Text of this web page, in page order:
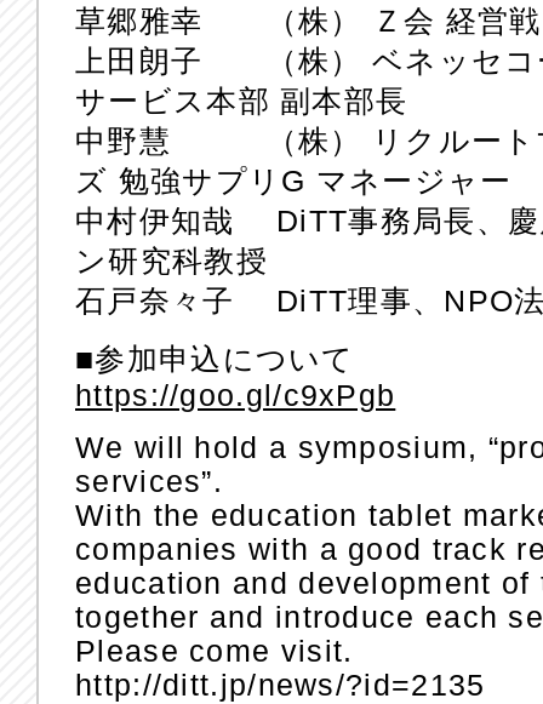
草郷雅幸 （株） Ｚ会 経営戦
上田朗子 （株） ベネッセコ
サービス本部 副本部長
中野慧 （株） リクルート
ズ 勉強サプリG マネージャー
中村伊知哉 DiTT事務局長、
ン研究科教授
石戸奈々子 DiTT理事、NPO
■参加申込について
https://goo.gl/c9xPgb
We will hold a symposium,
services”.
With the education tablet
companies with a good track
education and development
together and introduce each
Please come visit.
http://ditt.jp/news/?id=2135